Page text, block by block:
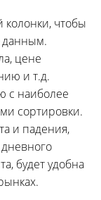
чтобы
данным.
цене
и т.д.
с наиболее
сортировки.
и падения,
будет удобна